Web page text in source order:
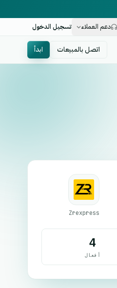
دعم العملاء تسجيل الدخول
اتصل بالمبيعات ابدأ
Zrexpress
4
أفعال